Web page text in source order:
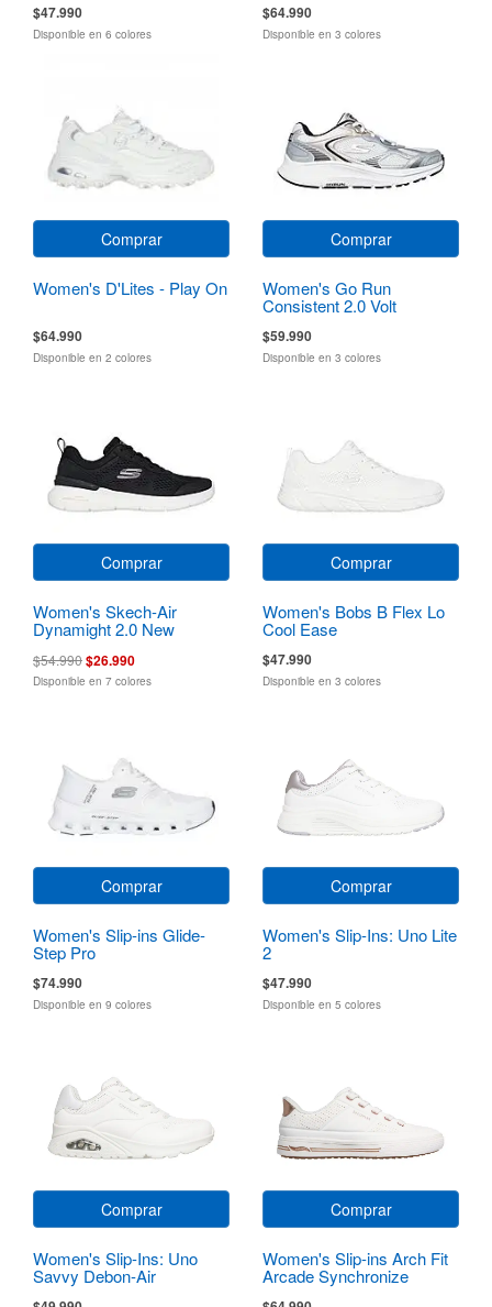
$47.990
Disponible en 6 colores
$64.990
Disponible en 3 colores
Comprar
Women's D'Lites - Play On
$64.990
Disponible en 2 colores
Comprar
Women's Go Run
Consistent 2.0 Volt
$59.990
Disponible en 3 colores
Comprar
Women's Skech-Air
Dynamight 2.0 New
Heights
$54.990$26.990
Disponible en 7 colores
Comprar
Women's Bobs B Flex Lo
Cool Ease
$47.990
Disponible en 3 colores
Comprar
Women's Slip-ins Glide-
Step Pro
$74.990
Disponible en 9 colores
Comprar
Women's Slip-Ins: Uno Lite
2
$47.990
Disponible en 5 colores
Comprar
Women's Slip-Ins: Uno
Savvy Debon-Air
Comprar
Women's Slip-ins Arch Fit
Arcade Synchronize